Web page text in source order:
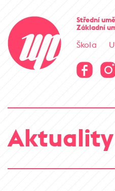
Střední
Základní
Škola
Virtuální
Virtuální
Aktuality